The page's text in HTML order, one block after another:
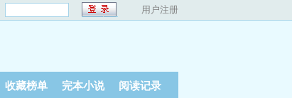
用户注册
收藏榜单 完本小说 阅读记录